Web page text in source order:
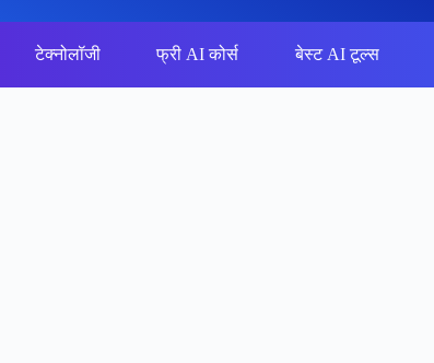
टेक्नोलॉजी फ्री AI कोर्स बेस्ट AI टूल्स